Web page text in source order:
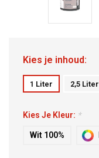
Kies je inhoud:
1 Liter 2,5 Liter
Kies Je Kleur: *
Wit 100%